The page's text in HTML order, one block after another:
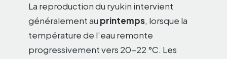
La reproduction du ryukin intervient
généralement au printemps, lorsque la
température de l’eau remonte
progressivement vers 20-22 °C. Les